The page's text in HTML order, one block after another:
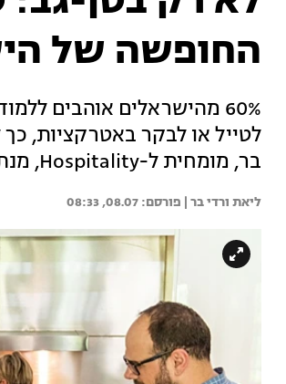
החופשה של
60% מהישראלים אוהבים
לטייל או לבקר באטרקציות,
בר, מומחית ל-Hospitality, מנתחת את המגמה החדשה והמעניינת
ליאת ורדי בר | 08.07, 08:33